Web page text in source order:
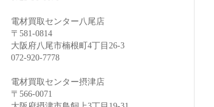
電材買取センター八尾店
〒581-0814
大阪府八尾市楠根町4丁目26-3
072-920-7778
電材買取センター摂津店
〒566-0071